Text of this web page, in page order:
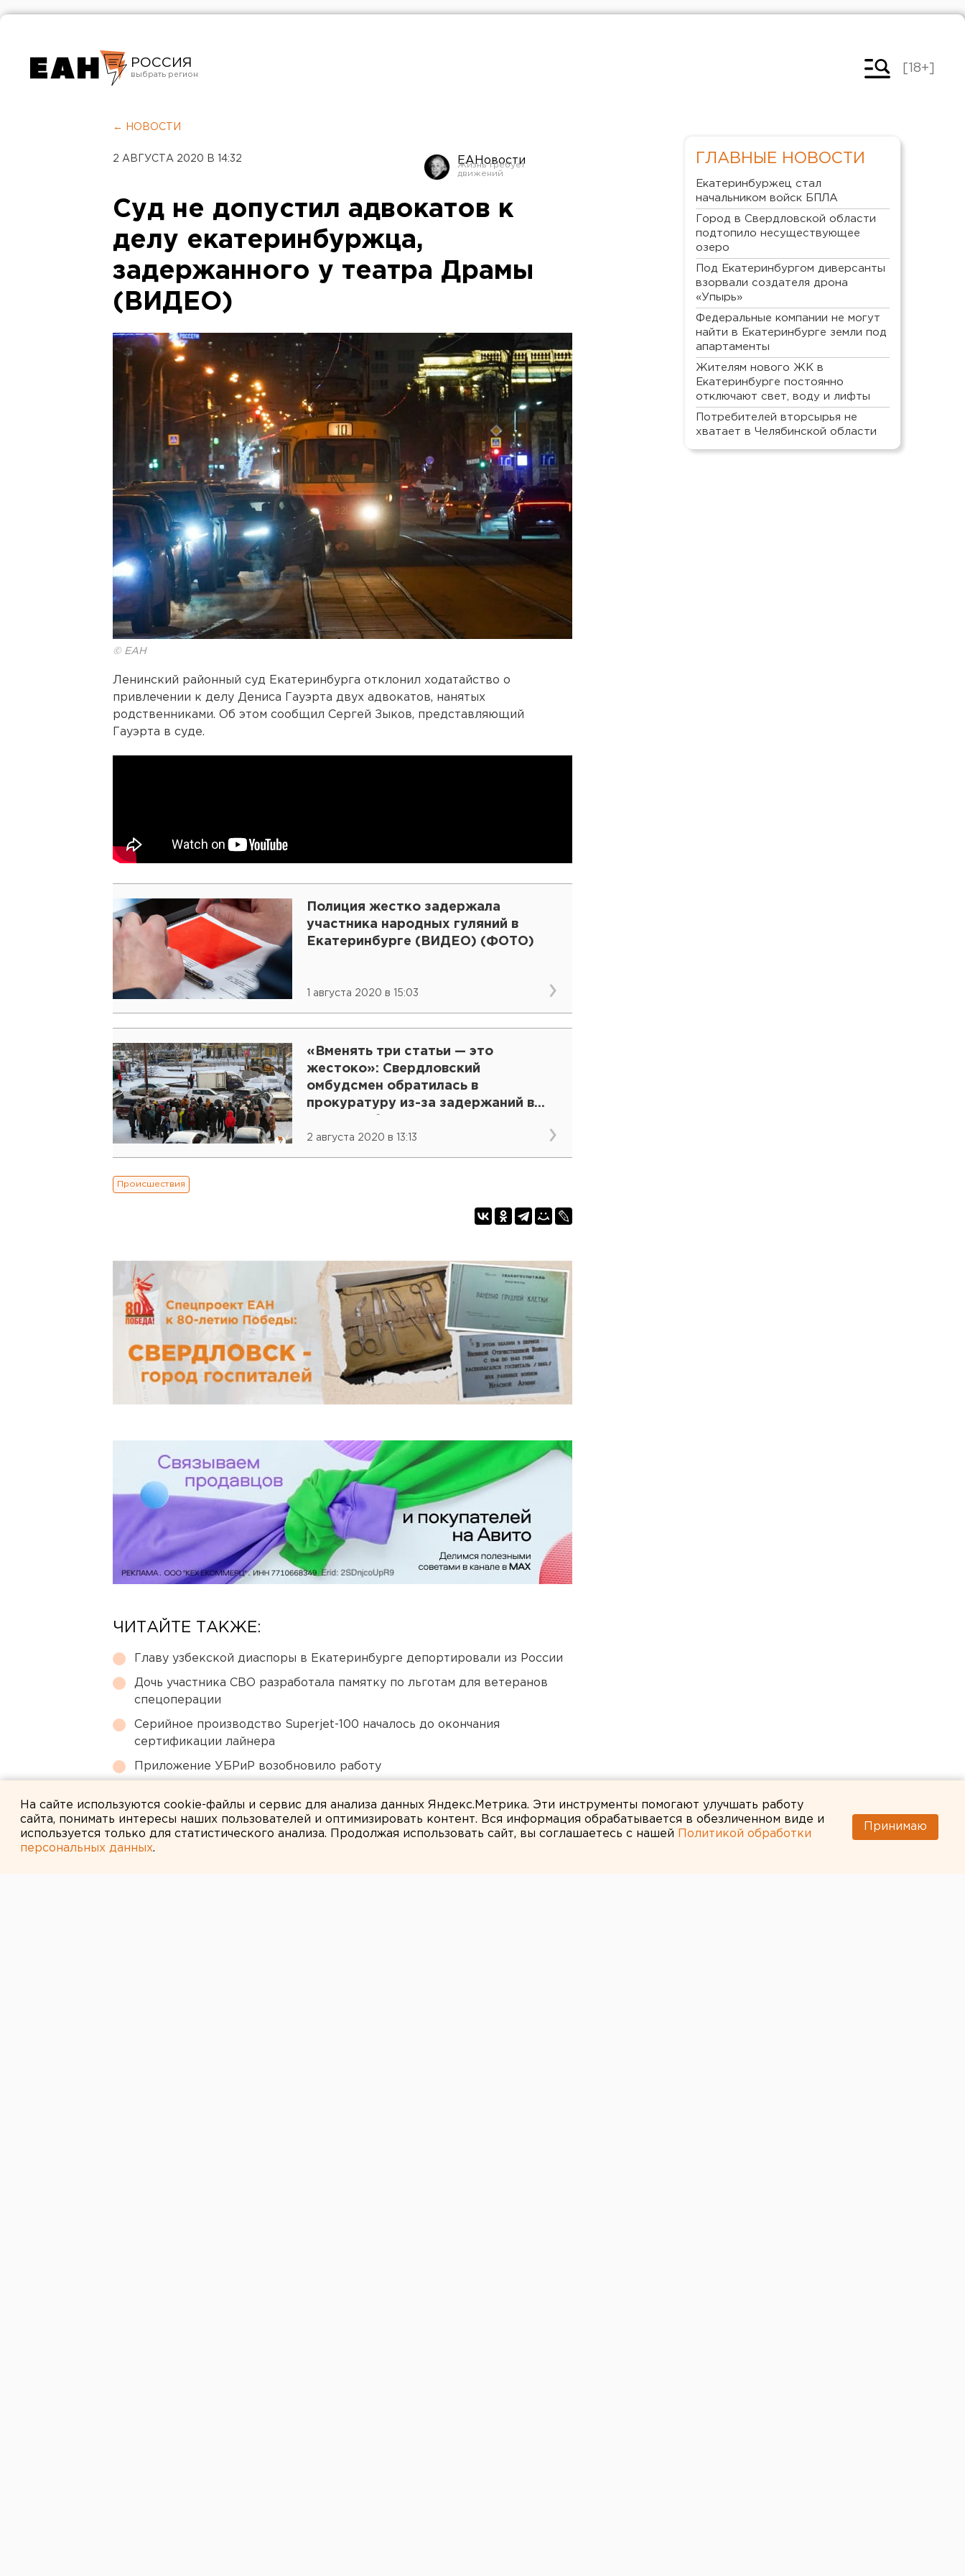
РОССИЯ
Челябинск
[18+]
← НОВОСТИ
2 АВГУСТА 2020 В 14:32 ЕАНовости
Суд не допустил адвокатов к
делу екатеринбуржца,
задержанного у театра Драмы
(ВИДЕО)
© ЕАН
Ленинский районный суд Екатеринбурга отклонил ходатайство о
привлечении к делу Дениса Гауэрта двух адвокатов, нанятых
родственниками. Об этом сообщил Сергей Зыков, представляющий
Гауэрта в суде.
Полиция жестко задержала
участника народных гуляний в
Екатеринбурге (ВИДЕО) (ФОТО)
1 августа 2020 в 15:03
«Вменять три статьи — это
жестоко»: Свердловский
омбудсмен обратилась в
прокуратуру из-за задержаний в
2 августа 2020 в 13:13
Происшествия
ЧИТАЙТЕ ТАКЖЕ:
Главу узбекской диаспоры в Екатеринбурге депортировали из России
Дочь участника СВО разработала памятку по льготам для ветеранов
спецоперации
Серийное производство Superjet-100 началось до окончания
сертификации лайнера
Приложение УБРиР возобновило работу
ГЛАВНЫЕ НОВОСТИ
Екатеринбуржец стал
начальником войск БПЛА
Город в Свердловской области
подтопило несуществующее
озеро
Под Екатеринбургом диверсанты
взорвали создателя дрона
«Упырь»
Федеральные компании не могут
найти в Екатеринбурге земли под
апартаменты
Жителям нового ЖК в
Екатеринбурге постоянно
отключают свет, воду и лифты
Потребителей вторсырья не
хватает в Челябинской области
На сайте используются cookie-файлы и сервис для анализа данных Яндекс.Метрика. Эти инструменты помогают улучшать работу
сайта, понимать интересы наших пользователей и оптимизировать контент. Вся информация обрабатывается в обезличенном виде и
используется только для статистического анализа. Продолжая использовать сайт, вы соглашаетесь с нашей
Политикой обработки
персональных данных.
Принимаю